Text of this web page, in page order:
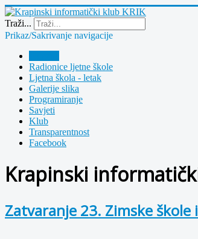
Traži...
Prikaz/Sakrivanje navigacije
Radionice ljetne škole
Ljetna škola - letak
Galerije slika
Programiranje
Savjeti
Klub
Transparentnost
Facebook
Krapinski
Zatvaranje 23. Zimske
Year
Month
Year
Month